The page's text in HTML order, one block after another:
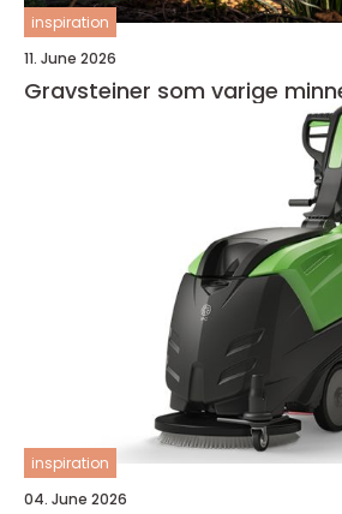
inspiration
11. June 2026
Gravsteiner som varige
inspiration
04. June 2026